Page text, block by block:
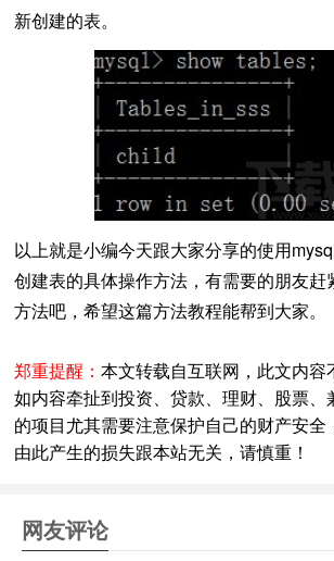
新创建的表。
以上就是小编今天跟大家分享的使用
创建表的具体操作方法，有需要的朋友赶
方法吧，希望这篇方法教程能帮到大家。
郑重提醒： 本文转载自互联网，此文内容
如内容牵扯到投资、贷款、理财、股票、
的项目尤其需要注意保护自己的财产安全
由此产生的损失跟本站无关，请慎重！
网友评论